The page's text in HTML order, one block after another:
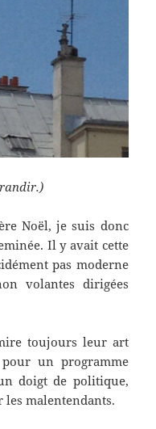
Noël, je suis donc
Il y avait cette
pas moderne
volantes dirigées
toujours leur art
un programme
doigt de politique,
malentendants.